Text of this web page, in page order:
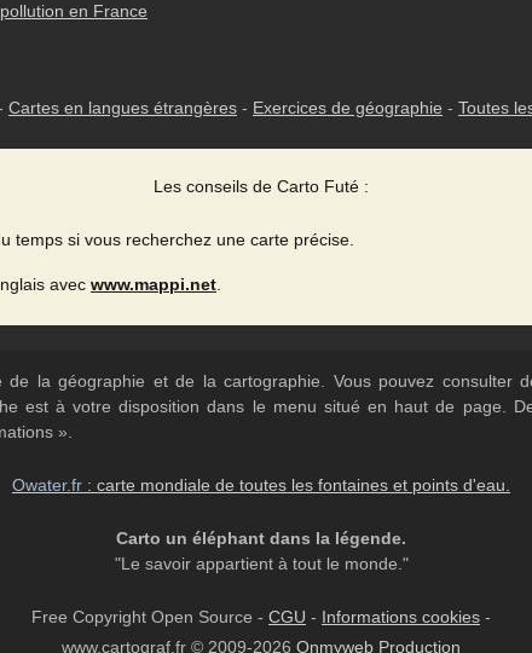
en France
Cartes en langues étrangères - Exercices de géographie - Toutes
Les conseils de Carto Futé :
temps si vous recherchez une carte précise.
avec www.mappi.net
la géographie et de la cartographie. Vous pouvez consulter
est à votre disposition dans le menu situé en haut de page.
».
Owater.fr : carte mondiale de toutes les fontaines et points d'eau.
Carto un éléphant dans la légende.
"Le savoir appartient à tout le monde."
Free Copyright Open Source - CGU - Informations cookies -
www.cartograf.fr © 2009-2026 Onmyweb Production